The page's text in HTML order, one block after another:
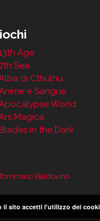
Age
Sea
di Cthulhu
e Sangue
World
Magica
in the Dark
Baldovino
il sito accetti l'utilizzo dei